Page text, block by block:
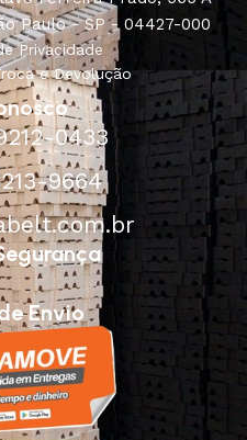
Paulo - SP - 04427-000
Privacidade
e Devolução
0433
9664
Envio